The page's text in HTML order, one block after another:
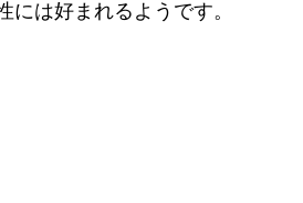
は好まれるようです。